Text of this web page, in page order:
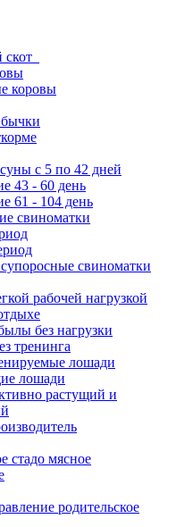
коровы
с 5 по 42 дней
43 - 60 день
61 - 104 день
свиноматки
свиноматки
рабочей нагрузкой
без нагрузки
тренинга
лошади
лошади
растущий и
стадо мясное
родительское